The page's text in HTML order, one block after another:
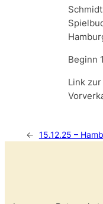
Beginn
Link
← 15.12.25 –